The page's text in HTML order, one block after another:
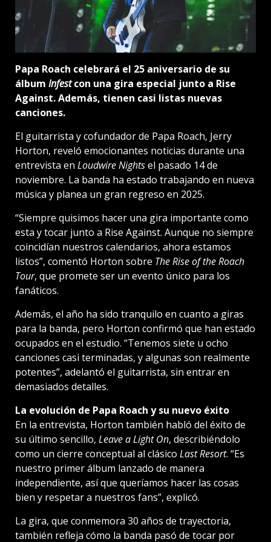
Papa Roach celebrará el 25 aniversario de su
álbum Infestcon una gira especial junto a Rise
Against. Además, tienen casi listas nuevas
canciones.
El guitarrista y cofundador de Papa Roach, Jerry
Horton, reveló emocionantes noticias durante una
entrevista en Loudwire Nightsel pasado 14 de
noviembre. La banda ha estado trabajando en nueva
música y planea un gran regreso en 2025.
“Siempre quisimos hacer una gira importante como
esta y tocar junto a Rise Against. Aunque no siempre
coincidían nuestros calendarios, ahora estamos
listos”, comentó Horton sobre The Rise of the Roach
Tour, que promete ser un evento único para los
fanáticos.
Además, el año ha sido tranquilo en cuanto a giras
para la banda, pero Horton confirmó que han estado
ocupados en el estudio. “Tenemos siete u ocho
canciones casi terminadas, y algunas son realmente
potentes”, adelantó el guitarrista, sin entrar en
demasiados detalles.
La evolución de Papa Roach y su nuevo éxito
En la entrevista, Horton también habló del éxito de
su último sencillo, Leave a Light On, describiéndolo
como un cierre conceptual al clásico Last Resort. “Es
nuestro primer álbum lanzado de manera
independiente, así que queríamos hacer las cosas
bien y respetar a nuestros fans”, explicó.
La gira, que conmemora 30 años de trayectoria,
también refleja cómo la banda pasó de tocar por